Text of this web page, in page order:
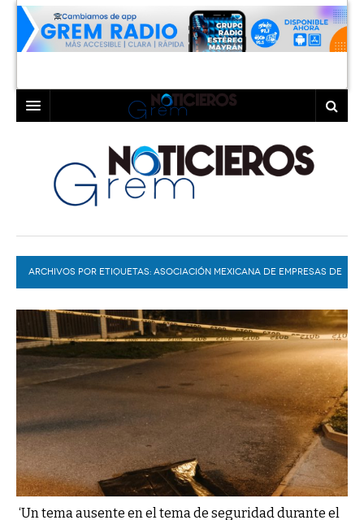
LAGUNA
TORREÓN
GÓMEZ PALACIO
LERDO
COAHUILA
DURANGO
DEPORTES
EXA
EL EXACTO
GLOBO
TRAYECTO LAGUNA
A MEDIA MAÑANA
A TODA LEY
DIÁLOGOS CON LA HISTORIA
TWEETS AND BEATS
LA MEJOR 97.1 ESTÉREO GALLITO
ACTUALIDADES GREM
COLABORADORES
PC29
ACTUALIDADES GREM
ARCHIVOS POR ETIQUETAS: ASOCIACIÓN MEXICANA DE EMPRESAS DE
‘Un tema ausente en el tema de seguridad durante el